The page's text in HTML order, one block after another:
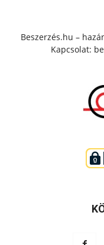
Beszerzés.hu –
Kapcsolat: